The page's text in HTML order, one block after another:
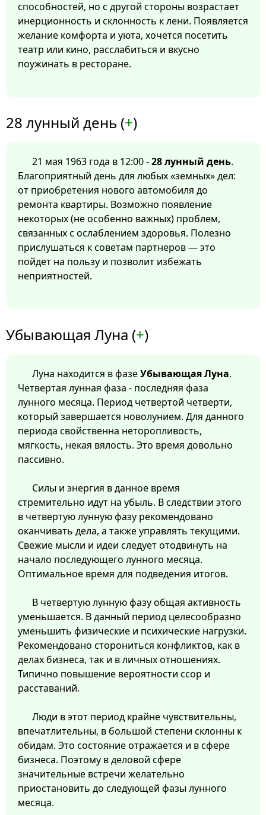
способностей, но с другой стороны возрастает
инерционность и склонность к лени. Появляется
желание комфорта и уюта, хочется посетить
театр или кино, расслабиться и вкусно
поужинать в ресторане.
28 лунный день (+)
21 мая 1963 года в 12:00 -28 лунный день.
Благоприятный день для любых «земных» дел:
от приобретения нового автомобиля до
ремонта квартиры. Возможно появление
некоторых (не особенно важных) проблем,
связанных с ослаблением здоровья. Полезно
прислушаться к советам партнеров — это
пойдет на пользу и позволит избежать
неприятностей.
Убывающая Луна (+)
Луна находится в фазеУбывающая Луна.
Четвертая лунная фаза - последняя фаза
лунного месяца. Период четвертой четверти,
который завершается новолунием. Для данного
периода свойственна неторопливость,
мягкость, некая вялость. Это время довольно
пассивно.
Силы и энергия в данное время
стремительно идут на убыль. В следствии этого
в четвертую лунную фазу рекомендовано
оканчивать дела, а также управлять текущими.
Свежие мысли и идеи следует отодвинуть на
начало последующего лунного месяца.
Оптимальное время для подведения итогов.
В четвертую лунную фазу общая активность
уменьшается. В данный период целесообразно
уменьшить физические и психические нагрузки.
Рекомендовано сторониться конфликтов, как в
делах бизнеса, так и в личных отношениях.
Типично повышение вероятности ссор и
расставаний.
Люди в этот период крайне чувствительны,
впечатлительны, в большой степени склонны к
обидам. Это состояние отражается и в сфере
бизнеса. Поэтому в деловой сфере
значительные встречи желательно
приостановить до следующей фазы лунного
месяца.